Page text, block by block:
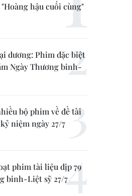
hậu cuối cùng"
dương: Phim đặc biệt
Ngày Thương binh-
bộ phim về đề tài
niệm ngày 27/7
phim tài liệu dịp 79
binh-Liệt sỹ 27/7